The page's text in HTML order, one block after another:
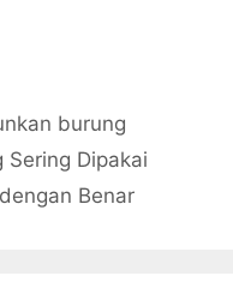
burung
Sering Dipakai
Benar